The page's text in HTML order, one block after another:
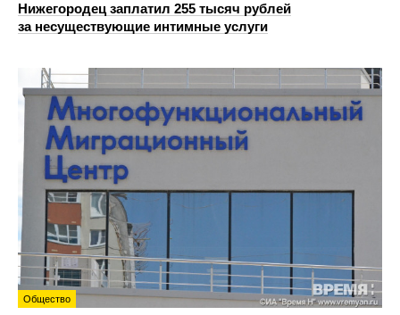
Нижегородец заплатил 255 тысяч рублей
за несуществующие интимные услуги
Общество